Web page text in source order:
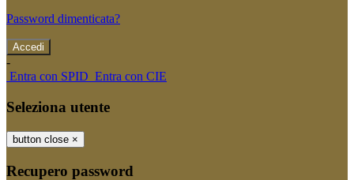
Password dimenticata?
-
Entra con SPID Entra con CIE
Seleziona utente
button close ×
Recupero password